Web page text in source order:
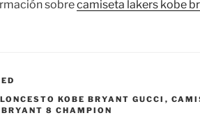
sobrecamiseta lakers kobe
KOBE BRYANT GUCCI ,
8 CHAMPION